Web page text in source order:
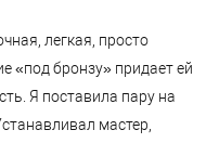
легкая, просто
«под бронзу» придает ей
Я поставила пару на
мастер,